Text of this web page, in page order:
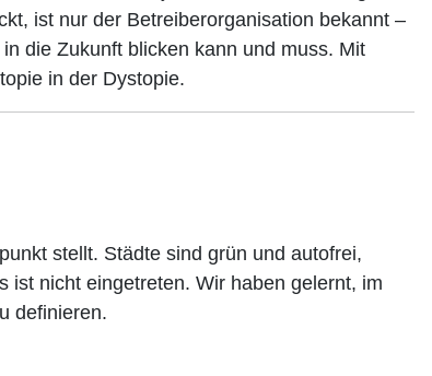
ist nur der Betreiberorganisation bekannt –
die Zukunft blicken kann und muss. Mit
in der Dystopie.
stellt. Städte sind grün und autofrei,
ist nicht eingetreten. Wir haben gelernt, im
definieren.